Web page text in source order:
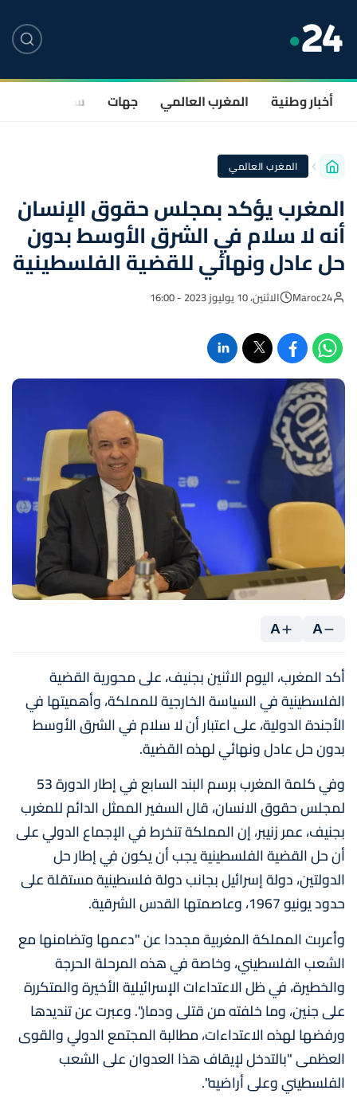
أخبار وطنية المغرب العالمي جهات سياسة
المغرب العالمي
المغرب يؤكد بمجلس حقوق الإنسان
أنه لا سلام في الشرق الأوسط بدون
حل عادل ونهائي للقضية الفلسطينية
Maroc24 الاثنين، 10 يوليوز 2023 - 16:00
A
A
أكد المغرب، اليوم الاثنين بجنيف، على محورية القضية
الفلسطينية في السياسة الخارجية للمملكة، وأهميتها في
الأجندة الدولية، على اعتبار أن لا سلام في الشرق الأوسط
بدون حل عادل ونهائي لهذه القضية.
وفي كلمة المغرب برسم البند السابع في إطار الدورة 53
لمجلس حقوق الانسان، قال السفير الممثل الدائم للمغرب
بجنيف، عمر زنيبر، إن المملكة تنخرط في الإجماع الدولي على
أن حل القضية الفلسطينية يجب أن يكون في إطار حل
الدولتين، دولة إسرائيل بجانب دولة فلسطينية مستقلة على
حدود يونيو 1967، وعاصمتها القدس الشرقية.
وأعربت المملكة المغربية مجددا عن "دعمها وتضامنها مع
الشعب الفلسطيني، وخاصة في هذه المرحلة الحرجة
والخطيرة، في ظل الاعتداءات الإسرائيلية الأخيرة والمتكررة
على جنين، وما خلفته من قتلى ودمار". وعبرت عن تنديدها
ورفضها لهذه الاعتداءات، مطالبة المجتمع الدولي والقوى
العظمى "بالتدخل لإيقاف هذا العدوان على الشعب
الفلسطيني وعلى أراضيه".